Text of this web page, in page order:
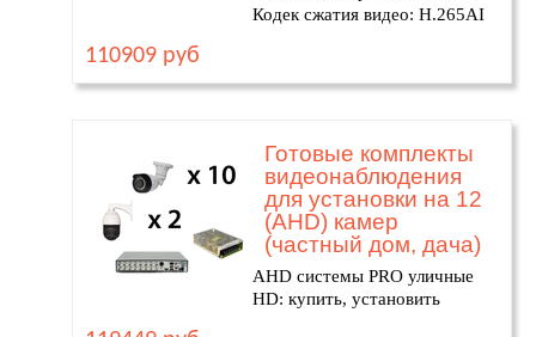
Кодек сжатия видео: H.265AI
110909 руб
Готовые комплекты
видеонаблюдения
для установки на 12
(AHD) камер
(частный дом, дача)
AHD системы PRO уличные
HD: купить, установить